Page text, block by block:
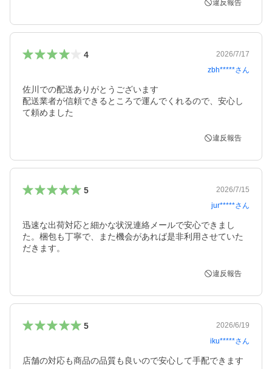
違反報告
4
2026/7/17
zbh*****さん
佐川での配送ありがとうございます
配送業者が信頼できるところで運んでくれるので、安心し
て頼めました
違反報告
5
2026/7/15
jur*****さん
迅速な出荷対応と細かな状況連絡メールで安心できまし
た。梱包も丁寧で、また機会があれば是非利用させていた
だきます。
違反報告
5
2026/6/19
iku*****さん
店舗の対応も商品の品質も良いので安心して手配できます